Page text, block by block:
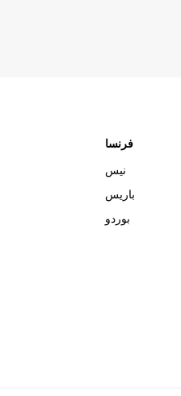
فرنسا
نيس
باريس
بوردو